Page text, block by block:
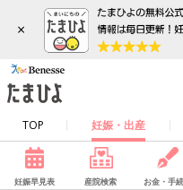
×
TOP 妊娠・出産
妊娠早見表 産院検索 お金・手